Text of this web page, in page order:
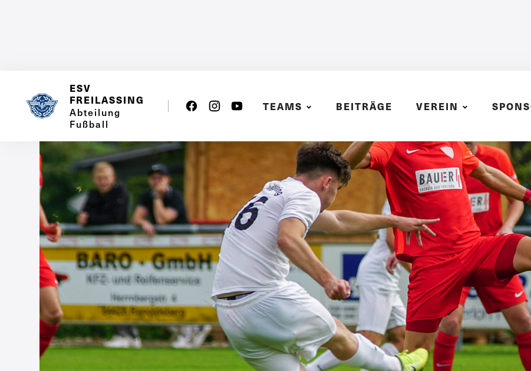
ESV
FREILASSING
Abteilung
Fußball
TEAMS BEITRÄGE VEREIN